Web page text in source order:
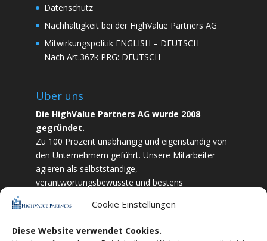
Cookie Einstellungen
Diese Website verwendet Cookies.
Datenschutz
Nachhaltigkeit bei der HighValue Partners AG
Mitwirkungspolitik ENGLISH – DEUTSCH
Nach Art.367k PRG: DEUTSCH
Über uns
Die HighValue Partners AG wurde 2008
gegründet.
Zu 100 Prozent unabhängig und eigenständig von
den Unternehmern geführt. Unsere Mitarbeiter
agieren als selbstständige,
verantwortungsbewusste und bestens
und Zielstrebigkeit sind wir bestrebt das